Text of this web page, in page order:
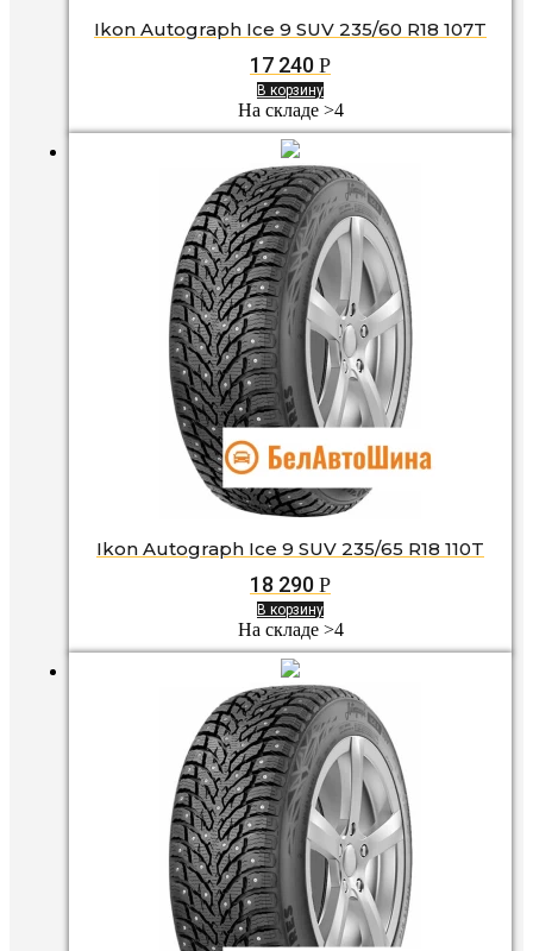
Ikon Autograph Ice 9 SUV 235/60 R18 107T
17 240 Р
В корзину
На складе >4
Ikon Autograph Ice 9 SUV 235/65 R18 110T
18 290 Р
В корзину
На складе >4